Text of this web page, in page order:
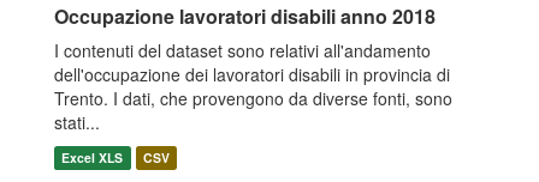
Occupazione lavoratori disabili anno 2018
I contenuti del dataset sono relativi all'andamento
dell'occupazione dei lavoratori disabili in provincia di
Trento. I dati, che provengono da diverse fonti, sono
stati...
Excel XLS CSV